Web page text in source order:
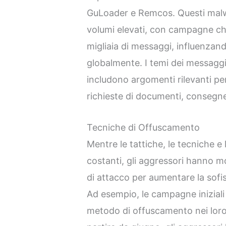
GuLoader e Remcos. Questi
volumi elevati, con campagne
migliaia di messaggi,
globalmente. I temi dei
includono argomenti rilevanti
richieste di documenti,
Tecniche di Offuscamento
Mentre le tattiche, le tecniche e
costanti, gli aggressori hanno
di attacco per aumentare la
Ad esempio, le campagne
metodo di offuscamento nei